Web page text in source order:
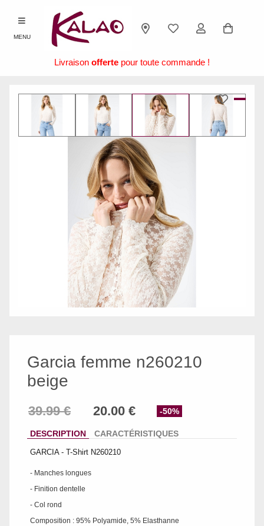
MENU
Livraison offerte pour toute commande !
Garcia femme n260210
beige
-50%
DESCRIPTION CARACTÉRISTIQUES
GARCIA - T-Shirt N260210
- Manches longues
- Finition dentelle
- Col rond
Composition : 95% Polyamide, 5% Elasthanne